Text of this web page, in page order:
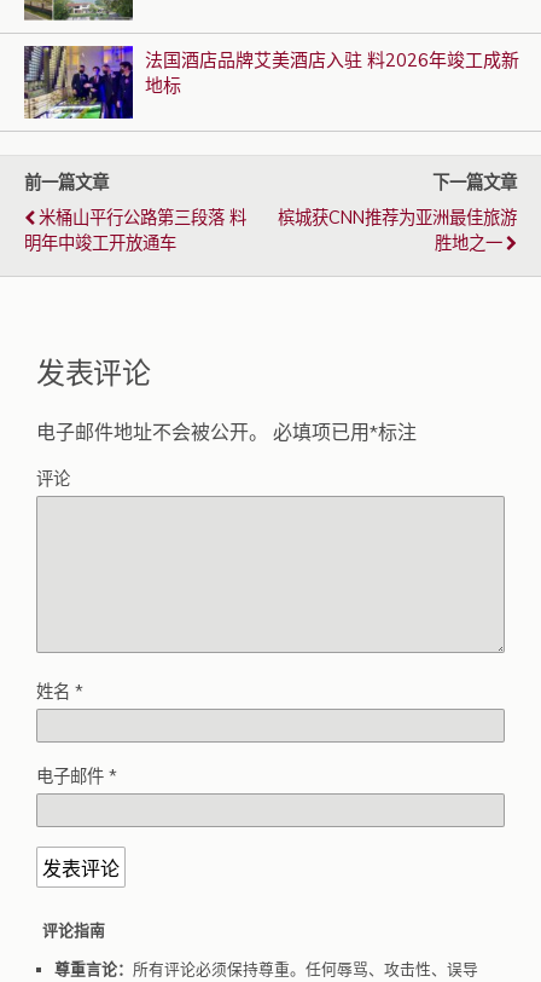
法国酒店品牌艾美酒店入驻 料2026年竣工成新
地标
前一篇文章
米桶山平行公路第三段落 料
明年中竣工开放通车
下一篇文章
槟城获CNN推荐为亚洲最佳旅游
胜地之一
发表评论
电子邮件地址不会被公开。 必填项已用*标注
评论
姓名 *
电子邮件 *
评论指南
尊重言论： 所有评论必须保持尊重。任何辱骂、攻击性、误导